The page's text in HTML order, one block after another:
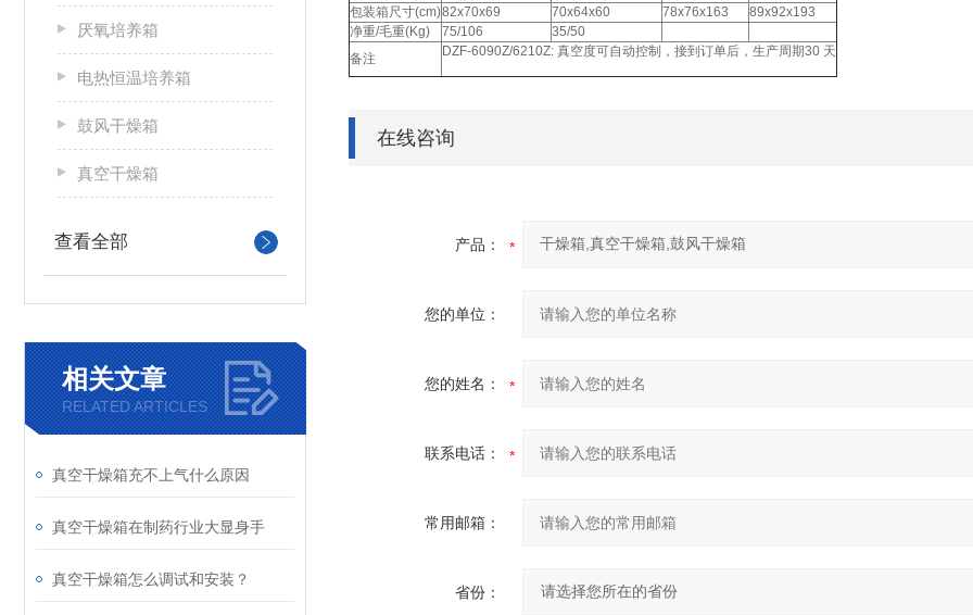
厌氧培养箱
电热恒温培养箱
鼓风干燥箱
真空干燥箱
查看全部
相关文章
RELATED ARTICLES
真空干燥箱充不上气什么原因
真空干燥箱在制药行业大显身手
真空干燥箱怎么调试和安装？
包装箱尺寸(cm)82x70x69 70x64x60 78x76x163
89x92x193
净重/毛重(Kg)
75/106
35/50
备注
DZF-6090Z/6210Z: 真空度可自动控制，接到订单后，生产周期30 天
在线咨询
产品：
您的单位：
您的姓名：
联系电话：
常用邮箱：
省份：